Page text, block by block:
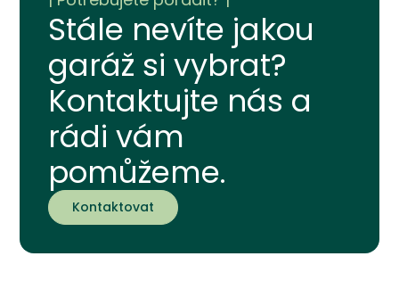
Stále nevíte jakou
garáž si vybrat?
Kontaktujte nás a
rádi vám
pomůžeme.
Kontaktovat